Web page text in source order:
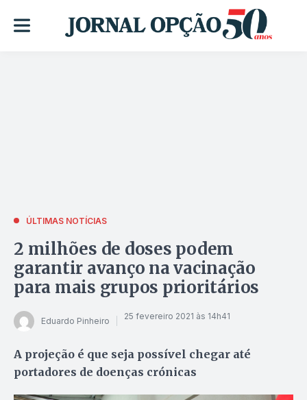
ÚLTIMAS NOTÍCIAS
2 milhões de doses podem
garantir avanço na vacinação
para mais grupos prioritários
Eduardo Pinheiro 25 fevereiro 2021 às 14h41
A projeção é que seja possível chegar até
portadores de doenças crónicas